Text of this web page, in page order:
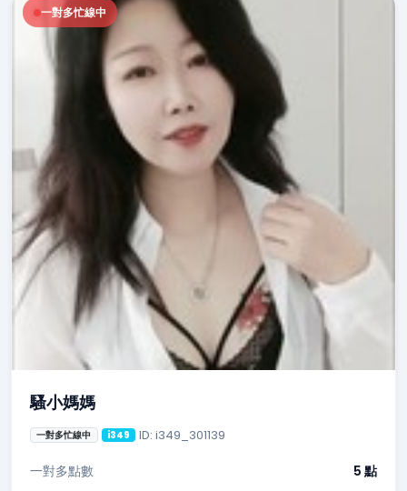
一對多忙線中
騷小媽媽
一對多忙線中 i349 ID: i349_301139
一對多點數 5 點